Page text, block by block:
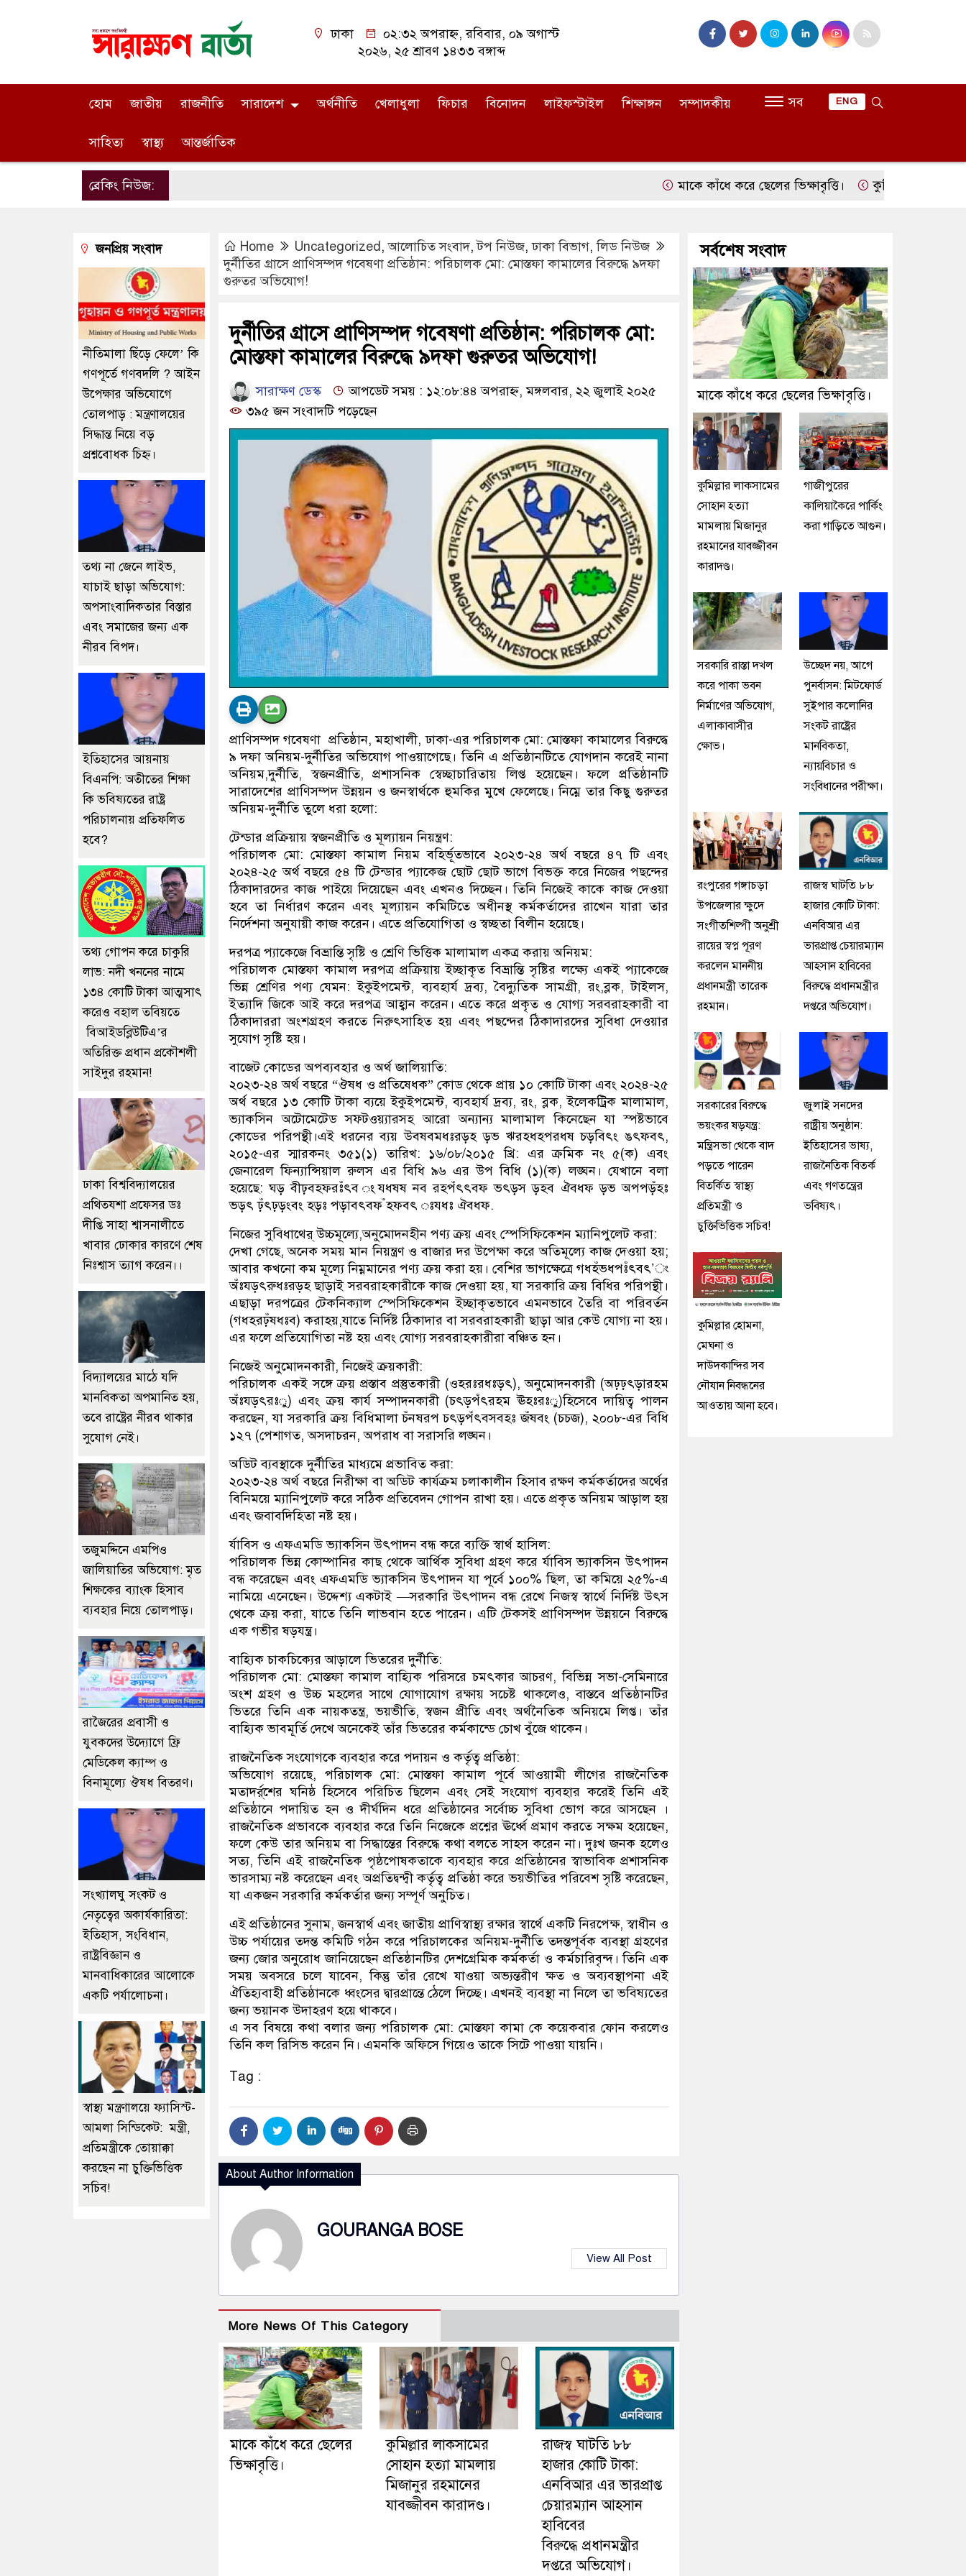
ঢাকা
০২:৩২ অপরাহ্ন, রবিবার, ০৯ অগাস্ট
২০২৬, ২৫ শ্রাবণ ১৪৩৩ বঙ্গাব্দ
হোম জাতীয় রাজনীতি সারাদেশ অর্থনীতি খেলাধুলা ফিচার বিনোদন লাইফস্টাইল শিক্ষাঙ্গন সম্পাদকীয়
সাহিত্য স্বাস্থ্য আন্তর্জাতিক
সব ENG
ব্রেকিং নিউজ: মাকে কাঁধে করে ছেলের ভিক্ষাবৃত্তি। কুমিল্লার লাকসামের সোহান
Home Uncategorized,আলোচিত সংবাদ,টপ নিউজ,ঢাকা বিভাগ,লিড নিউজ
দুর্নীতির গ্রাসে প্রাণিসম্পদ গবেষণা প্রতিষ্ঠান: পরিচালক মো: মোস্তফা কামালের বিরুদ্ধে ৯দফা
গুরুতর অভিযোগ!
দুর্নীতির গ্রাসে প্রাণিসম্পদ গবেষণা প্রতিষ্ঠান: পরিচালক মো:
মোস্তফা কামালের বিরুদ্ধে ৯দফা গুরুতর অভিযোগ!
সারাক্ষণ ডেস্ক
আপডেট সময় : ১২:০৮:৪৪ অপরাহ্ন, মঙ্গলবার, ২২ জুলাই ২০২৫
৩৯৫ জন সংবাদটি পড়েছেন
প্রাণিসম্পদ গবেষণা প্রতিষ্ঠান, মহাখালী, ঢাকা-এর পরিচালক মো: মোস্তফা কামালের বিরুদ্ধে
৯ দফা অনিয়ম-দুর্নীতির অভিযোগ পাওয়াগেছে। তিনি এ প্রতিষ্ঠানটিতে যোগদান করেই নানা
অনিয়ম,দুর্নীতি, স্বজনপ্রীতি, প্রশাসনিক স্বেচ্ছাচারিতায় লিপ্ত হয়েছেন। ফলে প্রতিষ্ঠানটি
সারাদেশের প্রাণিসম্পদ উন্নয়ন ও জনস্বার্থকে হুমকির মুখে ফেলেছে। নিম্নে তার কিছু গুরুতর
অনিয়ম-দুর্নীতি তুলে ধরা হলো:
টেন্ডার প্রক্রিয়ায় স্বজনপ্রীতি ও মূল্যায়ন নিয়ন্ত্রণ:
পরিচালক মো: মোস্তফা কামাল নিয়ম বহির্ভূতভাবে ২০২৩-২৪ অর্থ বছরে ৪৭ টি এবং
২০২৪-২৫ অর্থ বছরে ৫৪ টি টেন্ডার প্যাকেজ ছোট ছোট ভাগে বিভক্ত করে নিজের পছন্দের
ঠিকাদারদের কাজ পাইয়ে দিয়েছেন এবং এখনও দিচ্ছেন। তিনি নিজেই কাকে কাজ দেওয়া
হবে তা নির্ধারণ করেন এবং মূল্যায়ন কমিটিতে অধীনস্থ কর্মকর্তাদের রাখেন যারা তার
নির্দেশনা অনুযায়ী কাজ করেন। এতে প্রতিযোগিতা ও স্বচ্ছতা বিলীন হয়েছে।
দরপত্র প্যাকেজে বিভ্রান্তি সৃষ্টি ও শ্রেণি ভিত্তিক মালামাল একত্র করায় অনিয়ম:
পরিচালক মোস্তফা কামাল দরপত্র প্রক্রিয়ায় ইচ্ছাকৃত বিভ্রান্তি সৃষ্টির লক্ষ্যে একই প্যাকেজে
ভিন্ন শ্রেণির পণ্য যেমন: ইকুইপমেন্ট, ব্যবহার্য দ্রব্য, বৈদ্যুতিক সামগ্রী, রং,ব্লক, টাইলস,
ইত্যাদি জিকে আই করে দরপত্র আহ্বান করেন। এতে করে প্রকৃত ও যোগ্য সরবরাহকারী বা
ঠিকাদাররা অংশগ্রহণ করতে নিরুৎসাহিত হয় এবং পছন্দের ঠিকাদারদের সুবিধা দেওয়ার
সুযোগ সৃষ্টি হয়।
বাজেট কোডের অপব্যবহার ও অর্থ জালিয়াতি:
২০২৩-২৪ অর্থ বছরে “ঔষধ ও প্রতিষেধক” কোড থেকে প্রায় ১০ কোটি টাকা এবং ২০২৪-২৫
অর্থ বছরে ১৩ কোটি টাকা ব্যয়ে ইকুইপমেন্ট, ব্যবহার্য দ্রব্য, রং, ব্লক, ইলেকট্রিক মালামাল,
ভ্যাকসিন অটোমেটেড সফ্টওয়্যারসহ আরো অন্যান্য মালামাল কিনেছেন যা স্পষ্টভাবে
কোডের পরিপন্থী।এই ধরনের ব্যয় উবষবমধঃরড়হ ড়ভ ঋরহধহপরধষ চড়বিৎং ঙৎফবৎ,
২০১৫-এর স্মারকনং ৩৫১(১) তারিখ: ১৬/০৮/২০১৫ খ্রি: এর ক্রমিক নং ৫(ক) এবং
জেনারেল ফিন্যান্সিয়াল রুলস এর বিধি ৯৬ এর উপ বিধি (১)(ক) লঙ্ঘন। যেখানে বলা
হয়েছে: ঘড় বীঢ়বহফরঃঁৎব ংযধষষ নব রহপঁৎৎবফ ভৎড়স ড়হব ঐবধফ ড়ভ অপপড়ঁহঃ
ভড়ৎ ঢ়ঁৎঢ়ড়ংবং হড়ঃ পড়াবৎবফ ঁহফবৎ ঃযধঃ ঐবধফ.
নিজের সুবিধাথের্ উচ্চমূল্যে,অনুমোদনহীন পণ্য ক্রয় এবং স্পেসিফিকেশন ম্যানিপুলেট করা:
দেখা গেছে, অনেক সময় মান নিয়ন্ত্রণ ও বাজার দর উপেক্ষা করে অতিমূল্যে কাজ দেওয়া হয়;
আবার কখনো কম মূল্যে নিম্নমানের পণ্য ক্রয় করা হয়। বেশির ভাগক্ষেত্রে গধহঁভধপঃঁৎবৎ’ং
অঁঃযড়ৎরুধঃরড়হ ছাড়াই সরবরাহকারীকে কাজ দেওয়া হয়, যা সরকারি ক্রয় বিধির পরিপন্থী।
এছাড়া দরপত্রের টেকনিক্যাল স্পেসিফিকেশন ইচ্ছাকৃতভাবে এমনভাবে তৈরি বা পরিবর্তন
(গধহরঢ়ঁষধঃব) করাহয়,যাতে নির্দিষ্ট ঠিকাদার বা সরবরাহকারী ছাড়া আর কেউ যোগ্য না হয়।
এর ফলে প্রতিযোগিতা নষ্ট হয় এবং যোগ্য সরবরাহকারীরা বঞ্চিত হন।
নিজেই অনুমোদনকারী, নিজেই ক্রয়কারী:
পরিচালক একই সঙ্গে ক্রয় প্রস্তাব প্রস্তুতকারী (ওহরঃরধঃড়ৎ), অনুমোদনকারী (অঢ়ঢ়ৎড়ারহম
অঁঃযড়ৎরঃু) এবং ক্রয় কার্য সম্পাদনকারী (চৎড়পঁৎরহম ঊহঃরঃু)হিসেবে দায়িত্ব পালন
করছেন, যা সরকারি ক্রয় বিধিমালা চঁনষরপ চৎড়পঁৎবসবহঃ জঁষবং (চচজ), ২০০৮-এর বিধি
১২৭ (পেশাগত, অসদাচরন, অপরাধ বা সরাসরি লঙ্ঘন।
অডিট ব্যবস্থাকে দুর্নীতির মাধ্যমে প্রভাবিত করা:
২০২৩-২৪ অর্থ বছরে নিরীক্ষা বা অডিট কার্যক্রম চলাকালীন হিসাব রক্ষণ কর্মকর্তাদের অর্থের
বিনিময়ে ম্যানিপুলেট করে সঠিক প্রতিবেদন গোপন রাখা হয়। এতে প্রকৃত অনিয়ম আড়াল হয়
এবং জবাবদিহিতা নষ্ট হয়।
র্যাবিস ও এফএমডি ভ্যাকসিন উৎপাদন বন্ধ করে ব্যক্তি স্বার্থ হাসিল:
পরিচালক ভিন্ন কোম্পানির কাছ থেকে আর্থিক সুবিধা গ্রহণ করে র্যাবিস ভ্যাকসিন উৎপাদন
বন্ধ করেছেন এবং এফএমডি ভ্যাকসিন উৎপাদন যা পূর্বে ১০০% ছিল, তা কমিয়ে ২৫%-এ
নামিয়ে এনেছেন। উদ্দেশ্য একটাই —সরকারি উৎপাদন বন্ধ রেখে নিজস্ব স্বার্থে নির্দিষ্ট উৎস
থেকে ক্রয় করা, যাতে তিনি লাভবান হতে পারেন। এটি টেকসই প্রাণিসম্পদ উন্নয়নে বিরুদ্ধে
এক গভীর ষড়যন্ত্র।
বাহ্যিক চাকচিক্যের আড়ালে ভিতরের দুর্নীতি:
পরিচালক মো: মোস্তফা কামাল বাহ্যিক পরিসরে চমৎকার আচরণ, বিভিন্ন সভা-সেমিনারে
অংশ গ্রহণ ও উচ্চ মহলের সাথে যোগাযোগ রক্ষায় সচেষ্ট থাকলেও, বাস্তবে প্রতিষ্ঠানটির
ভিতরে তিনি এক নায়কতন্ত্র, ভয়ভীতি, স্বজন প্রীতি এবং অর্থনৈতিক অনিয়মে লিপ্ত। তাঁর
বাহ্যিক ভাবমূর্তি দেখে অনেকেই তাঁর ভিতরের কর্মকান্ডে চোখ বুঁজে থাকেন।
রাজনৈতিক সংযোগকে ব্যবহার করে পদায়ন ও কর্তৃত্ব প্রতিষ্ঠা:
অভিযোগ রয়েছে, পরিচালক মো: মোস্তফা কামাল পূর্বে আওয়ামী লীগের রাজনৈতিক
মতাদর্র্শের ঘনিষ্ঠ হিসেবে পরিচিত ছিলেন এবং সেই সংযোগ ব্যবহার করেই তিনি এই
প্রতিষ্ঠানে পদায়িত হন ও দীর্ঘদিন ধরে প্রতিষ্ঠানের সর্বোচ্চ সুবিধা ভোগ করে আসছেন ।
রাজনৈতিক প্রভাবকে ব্যবহার করে তিনি নিজেকে প্রশ্নের ঊর্ধ্বে প্রমাণ করতে সক্ষম হয়েছেন,
ফলে কেউ তার অনিয়ম বা সিদ্ধান্তের বিরুদ্ধে কথা বলতে সাহস করেন না। দুঃখ জনক হলেও
সত্য, তিনি এই রাজনৈতিক পৃষ্ঠপোষকতাকে ব্যবহার করে প্রতিষ্ঠানের স্বাভাবিক প্রশাসনিক
ভারসাম্য নষ্ট করেছেন এবং অপ্রতিদ্বন্দ্বী কর্তৃত্ব প্রতিষ্ঠা করে ভয়ভীতির পরিবেশ সৃষ্টি করেছেন,
যা একজন সরকারি কর্মকর্তার জন্য সম্পূর্ণ অনুচিত।
এই প্রতিষ্ঠানের সুনাম, জনস্বার্থ এবং জাতীয় প্রাণিস্বাস্থ্য রক্ষার স্বার্থে একটি নিরপেক্ষ, স্বাধীন ও
উচ্চ পর্যায়ের তদন্ত কমিটি গঠন করে পরিচালকের অনিয়ম-দুর্নীতি তদন্তপূর্বক ব্যবস্থা গ্রহণের
জন্য জোর অনুরোধ জানিয়েছেন প্রতিষ্ঠানটির দেশগ্রেমিক কর্মকর্তা ও কর্মচারিবৃন্দ। তিনি এক
সময় অবসরে চলে যাবেন, কিন্তু তাঁর রেখে যাওয়া অভ্যন্তরীণ ক্ষত ও অব্যবস্থাপনা এই
ঐতিহ্যবাহী প্রতিষ্ঠানকে ধ্বংসের দ্বারপ্রান্তে ঠেলে দিচ্ছে। এখনই ব্যবস্থা না নিলে তা ভবিষ্যতের
জন্য ভয়ানক উদাহরণ হয়ে থাকবে।
এ সব বিষয়ে কথা বলার জন্য পরিচালক মো: মোস্তফা কামা কে কয়েকবার ফোন করলেও
তিনি কল রিসিভ করেন নি। এমনকি অফিসে গিয়েও তাকে সিটে পাওয়া যায়নি।
Tag :
About Author Information
GOURANGA BOSE
View All Post
More News Of This Category
মাকে কাঁধে করে ছেলের
ভিক্ষাবৃত্তি।
কুমিল্লার লাকসামের
সোহান হত্যা মামলায়
মিজানুর রহমানের
যাবজ্জীবন কারাদণ্ড।
রাজস্ব ঘাটতি ৮৮
হাজার কোটি টাকা:
এনবিআর এর ভারপ্রাপ্ত
চেয়ারম্যান আহসান
হাবিবের
বিরুদ্ধে প্রধানমন্ত্রীর
দপ্তরে অভিযোগ।
জনপ্রিয় সংবাদ
নীতিমালা ছিঁড়ে ফেলে’ কি
গণপূর্তে গণবদলি ? আইন
উপেক্ষার অভিযোগে
তোলপাড় : মন্ত্রণালয়ের
সিদ্ধান্ত নিয়ে বড়
প্রশ্নবোধক চিহ্ন।
তথ্য না জেনে লাইভ,
যাচাই ছাড়া অভিযোগ:
অপসাংবাদিকতার বিস্তার
এবং সমাজের জন্য এক
নীরব বিপদ।
ইতিহাসের আয়নায়
বিএনপি: অতীতের শিক্ষা
কি ভবিষ্যতের রাষ্ট্র
পরিচালনায় প্রতিফলিত
হবে?
তথ্য গোপন করে চাকুরি
লাভ: নদী খননের নামে
১৩৪ কোটি টাকা আত্মসাৎ
করেও বহাল তবিয়তে
বিআইডব্লিউটিএ’র
অতিরিক্ত প্রধান প্রকৌশলী
সাইদুর রহমান!
ঢাকা বিশ্ববিদ্যালয়ের
প্রথিতযশা প্রফেসর ডঃ
দীপ্তি সাহা শ্বাসনালীতে
খাবার ঢোকার কারণে শেষ
নিঃশ্বাস ত্যাগ করেন।।
বিদ্যালয়ের মাঠে যদি
মানবিকতা অপমানিত হয়,
তবে রাষ্ট্রের নীরব থাকার
সুযোগ নেই।
তজুমদ্দিনে এমপিও
জালিয়াতির অভিযোগ: মৃত
শিক্ষকের ব্যাংক হিসাব
ব্যবহার নিয়ে তোলপাড়।
রাজৈরের‌ প্রবাসী ও
যুবকদের উদ্যোগে ফ্রি
মেডিকেল ক্যাম্প ও
বিনামূল্যে ঔষধ বিতরণ।
সংখ্যালঘু সংকট ও
নেতৃত্বের অকার্যকারিতা:
ইতিহাস, সংবিধান,
রাষ্ট্রবিজ্ঞান ও
মানবাধিকারের আলোকে
একটি পর্যালোচনা।
স্বাস্থ্য মন্ত্রণালয়ে ফ্যাসিস্ট-
আমলা সিন্ডিকেট: মন্ত্রী,
প্রতিমন্ত্রীকে তোয়াক্কা
করছেন না চুক্তিভিত্তিক
সচিব!
সর্বশেষ সংবাদ
মাকে কাঁধে করে ছেলের ভিক্ষাবৃত্তি।
কুমিল্লার লাকসামের
সোহান হত্যা
মামলায় মিজানুর
রহমানের যাবজ্জীবন
কারাদণ্ড।
গাজীপুরের
কালিয়াকৈরে পার্কিং
করা গাড়িতে আগুন।
সরকারি রাস্তা দখল
করে পাকা ভবন
নির্মাণের অভিযোগ,
এলাকাবাসীর
ক্ষোভ।
উচ্ছেদ নয়, আগে
পুনর্বাসন: মিটফোর্ড
সুইপার কলোনির
সংকট রাষ্ট্রের
মানবিকতা,
ন্যায়বিচার ও
সংবিধানের পরীক্ষা।
রংপুরের গঙ্গাচড়া
উপজেলার ক্ষুদে
সংগীতশিল্পী অনুশ্রী
রায়ের স্বপ্ন পূরণ
করলেন মাননীয়
প্রধানমন্ত্রী তারেক
রহমান।
রাজস্ব ঘাটতি ৮৮
হাজার কোটি টাকা:
এনবিআর এর
ভারপ্রাপ্ত চেয়ারম্যান
আহসান হাবিবের
বিরুদ্ধে প্রধানমন্ত্রীর
দপ্তরে অভিযোগ।
সরকারের বিরুদ্ধে
ভয়ংকর ষড়যন্ত্র:
মন্ত্রিসভা থেকে বাদ
পড়তে পারেন
বিতর্কিত স্বাস্থ্য
প্রতিমন্ত্রী ও
চুক্তিভিত্তিক সচিব!
জুলাই সনদের
রাষ্ট্রীয় অনুষ্ঠান:
ইতিহাসের ভাষ্য,
রাজনৈতিক বিতর্ক
এবং গণতন্ত্রের
ভবিষ্যৎ।
কুমিল্লার হোমনা,
মেঘনা ও
দাউদকান্দির সব
নৌযান নিবন্ধনের
আওতায় আনা হবে।